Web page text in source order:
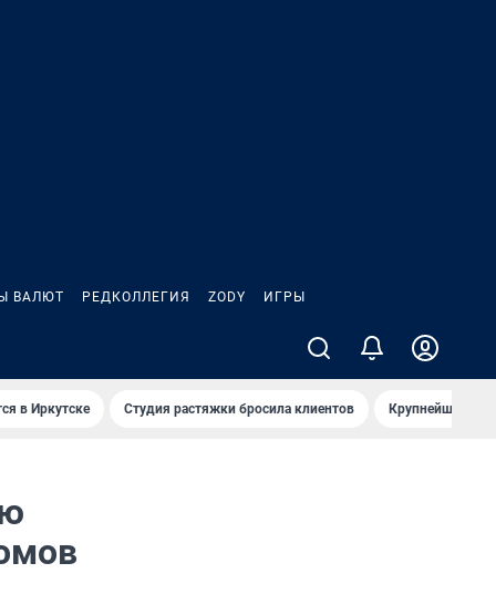
ВАЛЮТ РЕДКОЛЛЕГИЯ ZODY ИГРЫ
в Иркутске Студия растяжки бросила клиентов Крупнейшие